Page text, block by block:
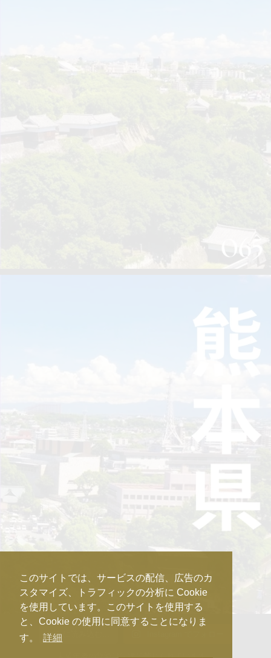
このサイトでは、サービスの配信、広告のカ
スタマイズ、トラフィックの分析に Cookie
を使用しています。このサイトを使用する
と、Cookie の使用に同意することになりま
す。
詳細
さらに読み込む...
未成年者の飲酒は法律で禁じられています。